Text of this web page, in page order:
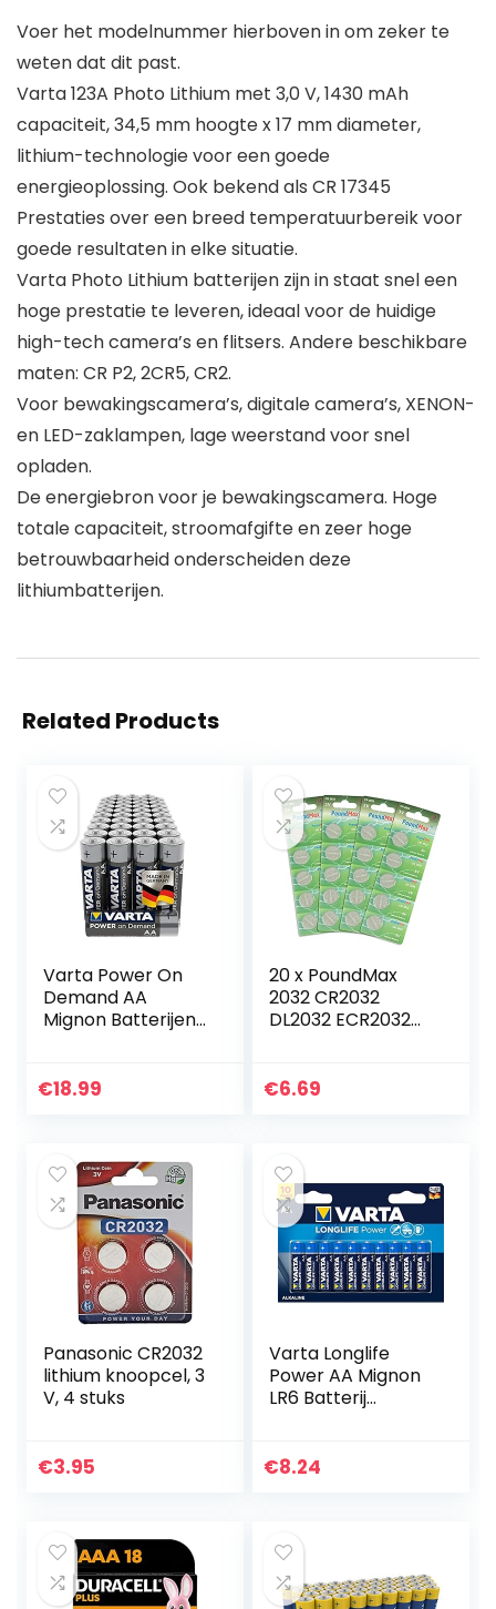
Voer het modelnummer hierboven in om zeker te
weten dat dit past.
Varta 123A Photo Lithium met 3,0 V, 1430 mAh
capaciteit, 34,5 mm hoogte x 17 mm diameter,
lithium-technologie voor een goede
energieoplossing. Ook bekend als CR 17345
Prestaties over een breed temperatuurbereik voor
goede resultaten in elke situatie.
Varta Photo Lithium batterijen zijn in staat snel een
hoge prestatie te leveren, ideaal voor de huidige
high-tech camera’s en flitsers. Andere beschikbare
maten: CR P2, 2CR5, CR2.
Voor bewakingscamera’s, digitale camera’s, XENON-
en LED-zaklampen, lage weerstand voor snel
opladen.
De energiebron voor je bewakingscamera. Hoge
totale capaciteit, stroomafgifte en zeer hoge
betrouwbaarheid onderscheiden deze
lithiumbatterijen.
Related Products
Varta Power On
Demand AA
Mignon Batterijen
Flexibel En
€18.99
20 x PoundMax
2032 CR2032
DL2032 ECR2032
n
€6.69
Panasonic CR2032
lithium knoopcel, 3
V, 4 stuks
€3.95
Varta Longlife
Power AA Mignon
LR6 Batterij
Batterijideaal voor
€8.24